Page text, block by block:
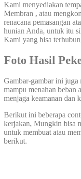
Kami menyediakan
Membran , atau
renacana pemasangan
hunian Anda, untuk itu
Kami yang bisa
Foto Hasil
Gambar-gambar ini juga
mampu menahan beban
menjaga keamanan dan
Berikut ini beberapa
kerjakan, Mungkin bisa
untuk membuat atau
berikut.